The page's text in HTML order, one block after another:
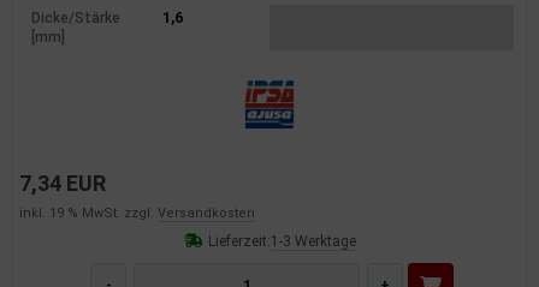
Dicke/Stärke
[mm]
1,6
7,34 EUR
inkl. 19 % MwSt. zzgl. Versandkosten
Lieferzeit:1-3 Werktage